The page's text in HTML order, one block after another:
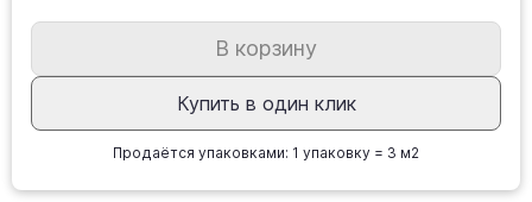
В корзину
Купить в один клик
Продаётся упаковками: 1 упаковку = 3 м2